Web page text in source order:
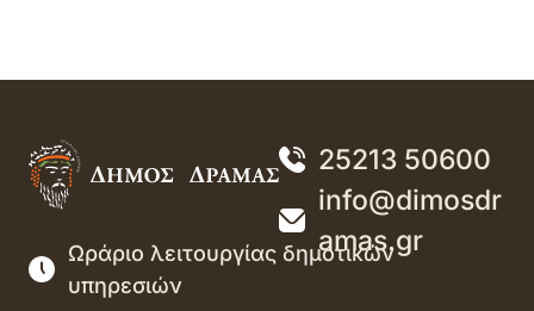
25213 50600
info@dimosdr
amas.gr
Ωράριο λειτουργίας δημοτικών
υπηρεσιών